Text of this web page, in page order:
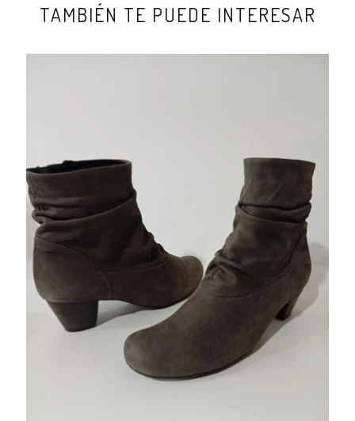
TAMBIÉN TE PUEDE INTERESAR